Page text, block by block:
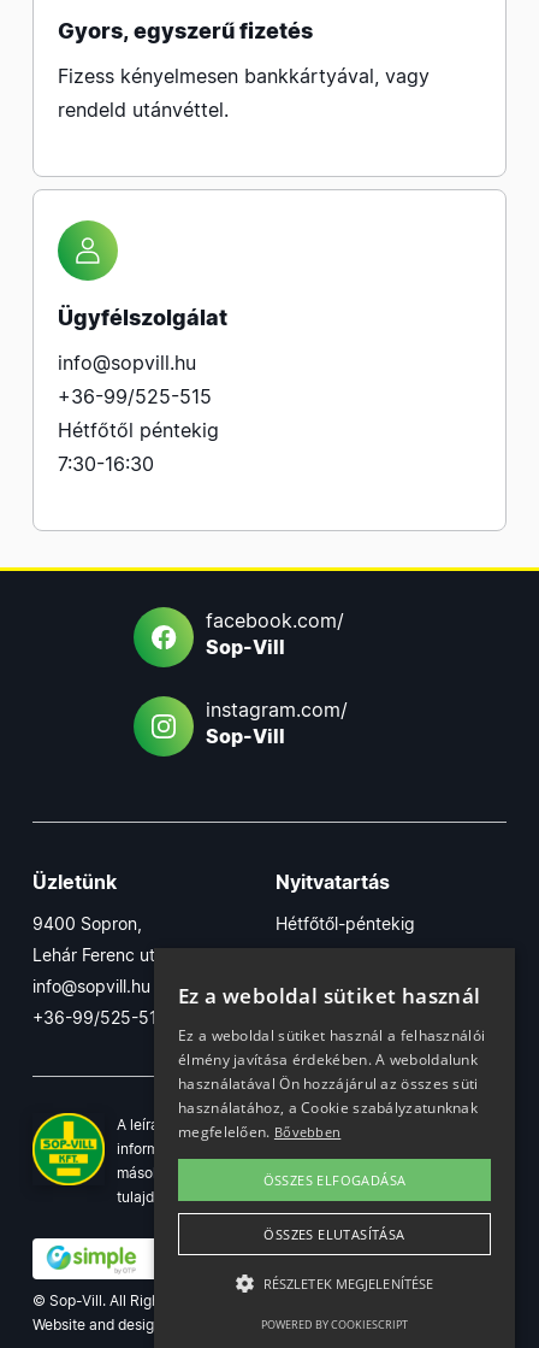
Gyors, egyszerű fizetés
Fizess kényelmesen bankkártyával, vagy
rendeld utánvéttel.
Ügyfélszolgálat
info@sopvill.hu
+36-99/525-515
Hétfőtől péntekig
7:30-16:30
facebook.com/
Sop-Vill
instagram.com/
Sop-Vill
Üzletünk
9400 Sopron,
Lehár Ferenc utca 17/B
info@sopvill.hu
+36-99/525-515
Nyitvatartás
Hétfőtől-péntekig
7:30-16:30
Szombaton
A leírások, fotók, logók, és minden egyéb azon szereplő
információ cégünk szellemi tulajdonát képezik. Azok
másolása, üzleti célú felhasználása kizárólag a jog
tulajdonosának beleegyezésével történhet.
© Sop-Vill. All Rights Reserved.
Website and design by
Ez a weboldal sütiket használ
Ez a weboldal sütiket használ a felhasználói
élmény javítása érdekében. A weboldalunk
használatával Ön hozzájárul az összes süti
használatához, a Cookie szabályzatunknak
megfelelően. Bővebben
ÖSSZES ELFOGADÁSA
ÖSSZES ELUTASÍTÁSA
RÉSZLETEK MEGJELENÍTÉSE
POWERED BY COOKIESCRIPT